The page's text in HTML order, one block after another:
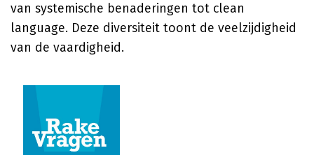
van systemische benaderingen tot clean
language. Deze diversiteit toont de veelzijdigheid
van de vaardigheid.